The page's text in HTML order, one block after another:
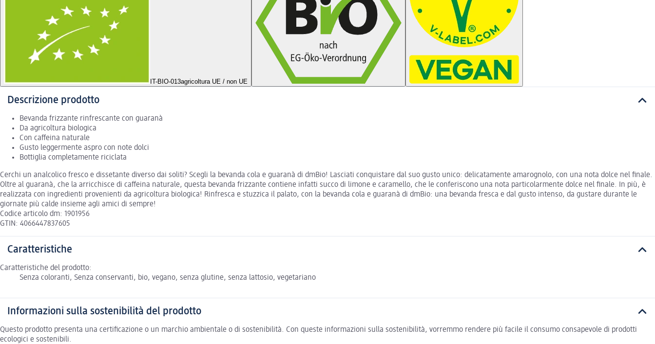
IT-BIO-013agricoltura UE / non UE
Descrizione prodotto
Bevanda frizzante rinfrescante con guaranà
Da agricoltura biologica
Con caffeina naturale
Gusto leggermente aspro con note dolci
Bottiglia completamente riciclata
Cerchi un analcolico fresco e dissetante diverso dai soliti? Scegli la bevanda cola e guaranà di dmBio! Lasciati conquistare dal suo gusto unico: delicatamente amarognolo, con una nota dolce nel finale.
Oltre al guaranà, che la arricchisce di caffeina naturale, questa bevanda frizzante contiene infatti succo di limone e caramello, che le conferiscono una nota particolarmente dolce nel finale. In più, è
realizzata con ingredienti provenienti da agricoltura biologica! Rinfresca e stuzzica il palato, con la bevanda cola e guaranà di dmBio: una bevanda fresca e dal gusto intenso, da gustare durante le
giornate più calde insieme agli amici di sempre!
Codice articolo dm: 1901956
GTIN: 4066447837605
Caratteristiche
Caratteristiche del prodotto:
Senza coloranti, Senza conservanti, bio, vegano, senza glutine, senza lattosio, vegetariano
Informazioni sulla sostenibilità del prodotto
Questo prodotto presenta una certificazione o un marchio ambientale o di sostenibilità. Con queste informazioni sulla sostenibilità, vorremmo rendere più facile il consumo consapevole di prodotti
ecologici e sostenibili.